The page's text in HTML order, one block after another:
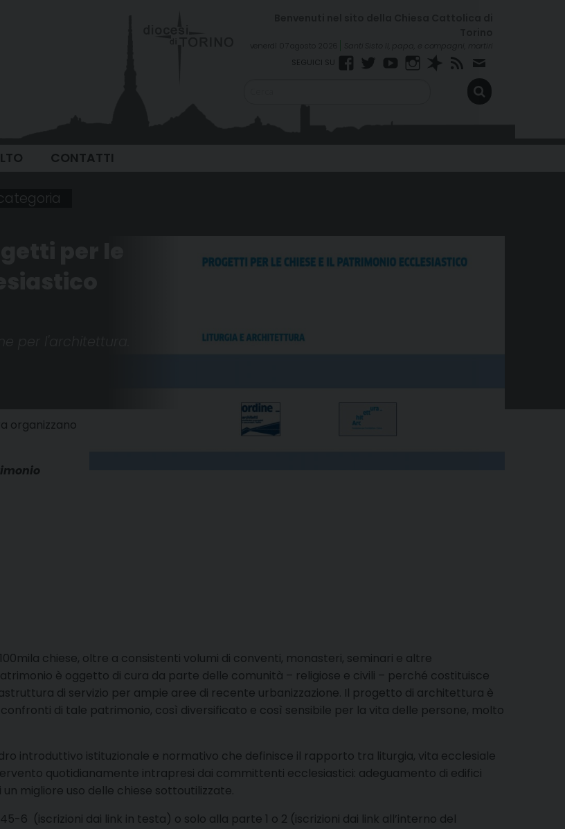
venerdì 07 agosto 2026
Facebook
TwitterYouTubeInstagram
Spreaker
RSS
FEED
Newsletter
CONTATTI
organizzano
chiese, oltre a consistenti volumi di conventi, monasteri, seminari e altre
è oggetto di cura da parte delle comunità – religiose e civili – perché costituisce
di servizio per ampie aree di recente urbanizzazione. Il progetto di architettura è
di tale patrimonio, così diversificato e così sensibile per la vita delle persone, molto
introduttivo istituzionale e normativo che definisce il rapporto tra liturgia, vita ecclesiale
quotidianamente intrapresi dai committenti ecclesiastici: adeguamento di edifici
migliore uso delle chiese sottoutilizzate.
6 (iscrizioni dai link in testa) o solo alla parte 1 o 2 (iscrizioni dai link all’interno del